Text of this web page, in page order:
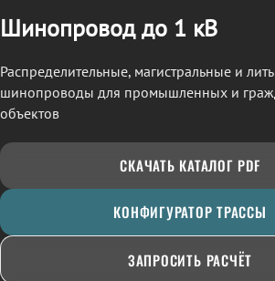
Шинопровод до 1 кВ
Распределительные, магистральные и
шинопроводы для промышленных и
объектов
СКАЧАТЬ КАТАЛОГ PDF
КОНФИГУРАТОР ТРАССЫ
ЗАПРОСИТЬ РАСЧЁТ